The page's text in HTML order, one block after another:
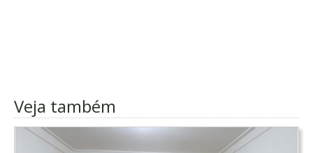
Veja também